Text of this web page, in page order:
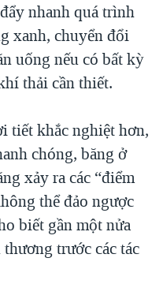
nhanh quá trình
xanh, chuyển đổi
uống nếu có bất kỳ
thải cần thiết.
tiết khắc nghiệt hơn,
chóng, băng ở
xảy ra các “điểm
thể đảo ngược
biết gần một nửa
trước các tác